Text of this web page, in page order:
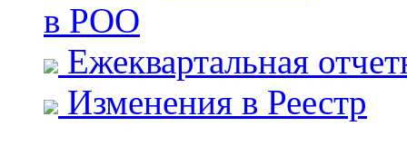
в РОО
Ежеквартальная
Изменения в Реестр